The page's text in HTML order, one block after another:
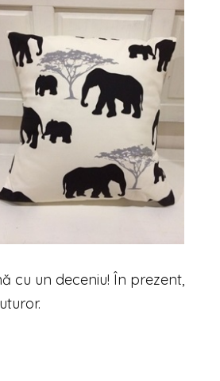
cu un deceniu! În prezent,